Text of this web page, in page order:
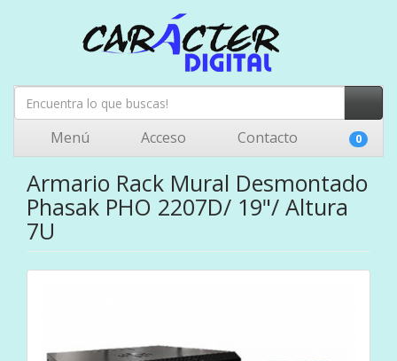
Menú Acceso Contacto 0
Armario Rack Mural Desmontado
Phasak PHO 2207D/ 19"/ Altura
7U